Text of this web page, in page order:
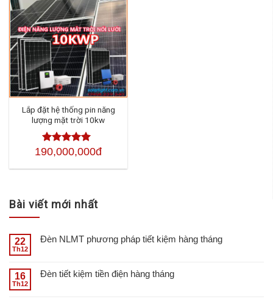
Lắp đặt hệ thống pin năng
lượng mặt trời 10kw
Được xếp
sao
190,000,000đ
Bài viết mới nhất
22
Th12
Đèn NLMT phương pháp tiết kiệm hàng tháng
16
Th12
Đèn tiết kiệm tiền điện hàng tháng